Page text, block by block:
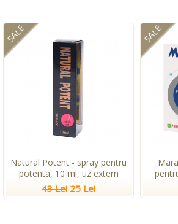
SALE
Natural Potent - spray pentru
potenta, 10 ml, uz extern
43 Lei 25 Lei
SALE